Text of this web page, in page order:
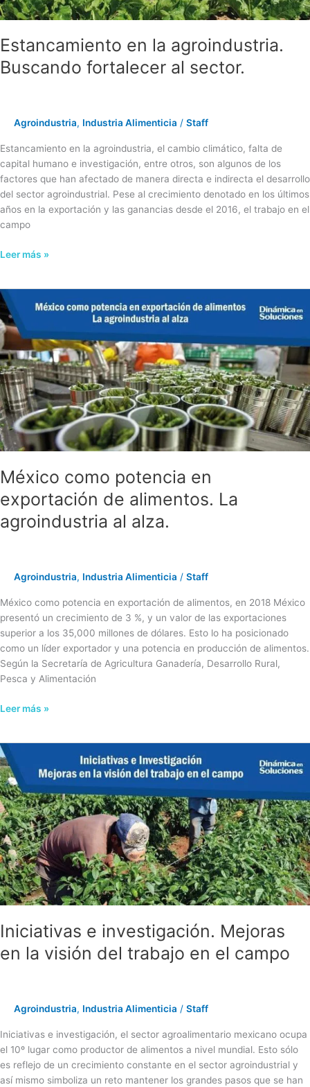
Estancamiento en la agroindustria.
Buscando fortalecer al sector.
Agroindustria, Industria Alimenticia / Staff
Estancamiento en la agroindustria, el cambio climático, falta de
capital humano e investigación, entre otros, son algunos de los
factores que han afectado de manera directa e indirecta el desarrollo
del sector agroindustrial. Pese al crecimiento denotado en los últimos
años en la exportación y las ganancias desde el 2016, el trabajo en el
campo
Leer más »
México como potencia en
exportación de alimentos. La
agroindustria al alza.
Agroindustria, Industria Alimenticia / Staff
México como potencia en exportación de alimentos, en 2018 México
presentó un crecimiento de 3 %, y un valor de las exportaciones
superior a los 35,000 millones de dólares. Esto lo ha posicionado
como un líder exportador y una potencia en producción de alimentos.
Según la Secretaría de Agricultura Ganadería, Desarrollo Rural,
Pesca y Alimentación
México
como
potencia
en
exportación
de
alimentos.
La
agroindustria
al
alza.
Leer más »
Iniciativas e investigación. Mejoras
en la visión del trabajo en el campo
Agroindustria, Industria Alimenticia / Staff
Iniciativas e investigación, el sector agroalimentario mexicano ocupa
el 10º lugar como productor de alimentos a nivel mundial. Esto sólo
es reflejo de un crecimiento constante en el sector agroindustrial y
así mismo simboliza un reto mantener los grandes pasos que se han
Iniciativas
e
investigación.
Mejoras
en
la
visión
del
trabajo
en
el